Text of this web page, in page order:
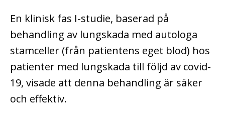
En klinisk fas I-studie, baserad på
behandling av lungskada med autologa
stamceller (från patientens eget blod) hos
patienter med lungskada till följd av covid-
19, visade att denna behandling är säker
och effektiv.